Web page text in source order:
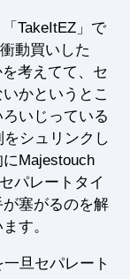
TakeItEZ」で
動買いした
考えてて、セ
かというとこ
いじっている
シュリンクし
Majestouch
パレートタイ
塞がるのを解
す。
旦セパレート